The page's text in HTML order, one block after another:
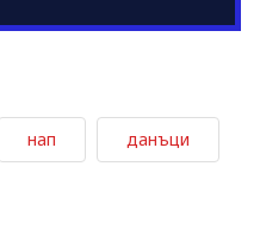
нап данъци